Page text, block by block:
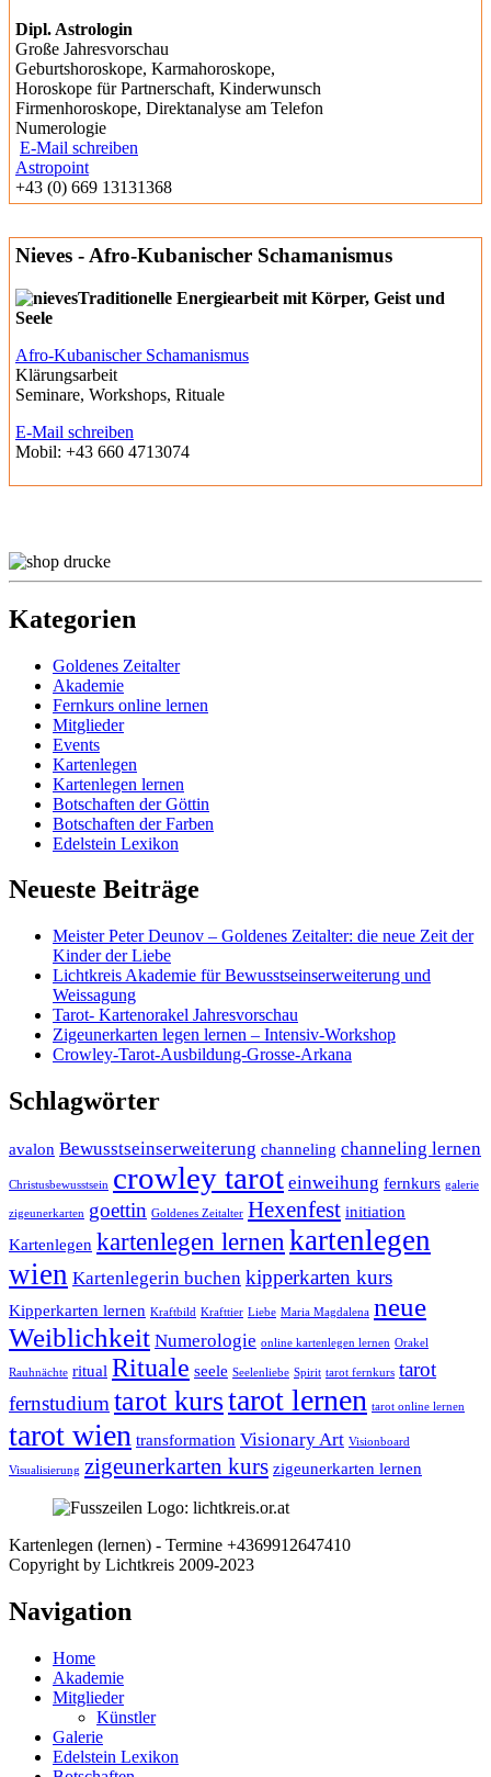
Dipl. Astrologin
Große Jahresvorschau
Geburtshoroskope, Karmahoroskope,
Horoskope für Partnerschaft, Kinderwunsch
Firmenhoroskope, Direktanalyse am Telefon
Numerologie
E-Mail schreiben
Astropoint
+43 (0) 669 13131368
Nieves - Afro-Kubanischer Schamanismus
Traditionelle Energiearbeit mit Körper, Geist und
Seele
Afro-Kubanischer Schamanismus
Klärungsarbeit
Seminare, Workshops, Rituale
E-Mail schreiben
Mobil: +43 660 4713074
Seitenleiste
Kategorien
Goldenes Zeitalter
Akademie
Fernkurs online lernen
Mitglieder
Events
Kartenlegen
Kartenlegen lernen
Botschaften der Göttin
Botschaften der Farben
Edelstein Lexikon
Neueste Beiträge
Meister Peter Deunov – Goldenes Zeitalter: die neue Zeit der
Kinder der Liebe
Lichtkreis Akademie für Bewusstseinserweiterung und
Weissagung
Tarot- Kartenorakel Jahresvorschau
Zigeunerkarten legen lernen – Intensiv-Workshop
Crowley-Tarot-Ausbildung-Grosse-Arkana
Schlagwörter
avalon Bewusstseinserweiterung channeling channeling lernen
Christusbewusstsein crowley tarot einweihung fernkurs galerie
zigeunerkarten goettin Goldenes Zeitalter Hexenfest initiation
Kartenlegen kartenlegen lernen kartenlegen
wien Kartenlegerin buchen kipperkarten kurs
Kipperkarten lernen Kraftbild Krafttier Liebe Maria Magdalena neue
Weiblichkeit Numerologie online kartenlegen lernen Orakel
Rauhnächte ritual Rituale seele Seelenliebe Spirit tarot fernkurs tarot
fernstudium tarot kurstarot lernen tarot online lernen
tarot wien transformation Visionary Art Visionboard
Visualisierung zigeunerkarten kurs zigeunerkarten lernen
Kartenlegen (lernen) - Termine +4369912647410
Facebook
Nach
Copyright by Lichtkreis 2009-2023
Navigation
Home
Akademie
Mitglieder
Künstler
Galerie
Edelstein Lexikon